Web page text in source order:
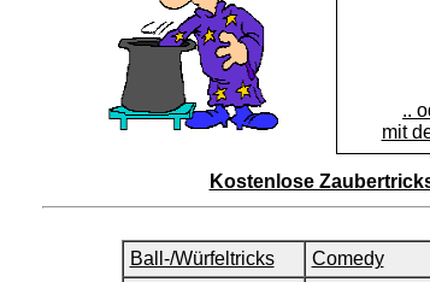
..
mit
Kostenlose
Ball-/Würfeltricks Comedy